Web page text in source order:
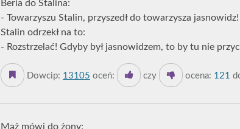
Beria do Stalina:
- Towarzyszu Stalin, przyszedł do towarzysza jasnowidz!
Stalin odrzekł na to:
- Rozstrzelać! Gdyby był jasnowidzem, to by tu nie
Dowcip: 13105 oceń: czy ocena: 121
Mąż mówi do żony: